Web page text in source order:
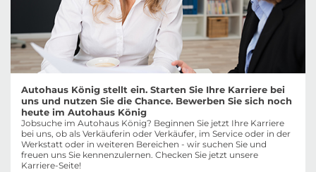
Autohaus König stellt ein. Starten Sie Ihre Karriere bei
uns und nutzen Sie die Chance. Bewerben Sie sich noch
heute im Autohaus König
Jobsuche im Autohaus König? Beginnen Sie jetzt Ihre Karriere
bei uns, ob als Verkäuferin oder Verkäufer, im Service oder in der
Werkstatt oder in weiteren Bereichen - wir suchen Sie und
freuen uns Sie kennenzulernen. Checken Sie jetzt unsere
Karriere-Seite!